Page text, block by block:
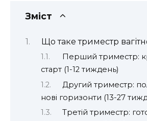
Зміст
Що таке триместр
Перший триместр:
старт (1-12 тиждень)
Другий триместр:
нові горизонти (13-27
Третій триместр: